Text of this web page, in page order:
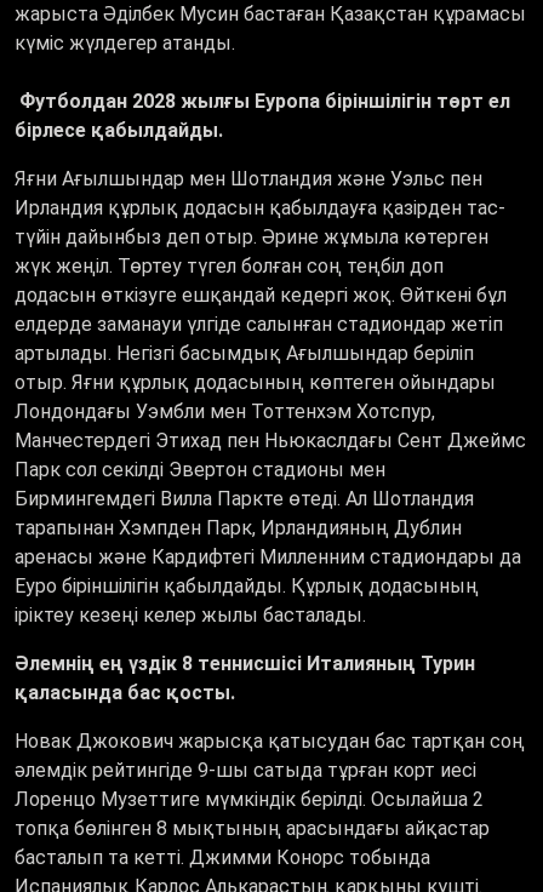
жарыста Әділбек Мусин бастаған Қазақстан құрамасы
күміс жүлдегер атанды.
Футболдан 2028 жылғы Еуропа біріншілігін төрт ел
бірлесе қабылдайды.
Яғни Ағылшындар мен Шотландия және Уэльс пен
Ирландия құрлық додасын қабылдауға қазірден тас-
түйін дайынбыз деп отыр. Әрине жұмыла көтерген
жүк жеңіл. Төртеу түгел болған соң теңбіл доп
додасын өткізуге ешқандай кедергі жоқ. Өйткені бұл
елдерде заманауи үлгіде салынған стадиондар жетіп
артылады. Негізгі басымдық Ағылшындар беріліп
отыр. Яғни құрлық додасының көптеген ойындары
Лондондағы Уэмбли мен Тоттенхэм Хотспур,
Манчестердегі Этихад пен Ньюкаслдағы Сент Джеймс
Парк сол секілді Эвертон стадионы мен
Бирмингемдегі Вилла Паркте өтеді. Ал Шотландия
тарапынан Хэмпден Парк, Ирландияның Дублин
аренасы және Кардифтегі Милленним стадиондары да
Еуро біріншілігін қабылдайды. Құрлық додасының
іріктеу кезеңі келер жылы басталады.
Әлемнің ең үздік 8 теннисшісі Италияның Турин
қаласында бас қосты.
Новак Джокович жарысқа қатысудан бас тартқан соң
әлемдік рейтингіде 9-шы сатыда тұрған корт иесі
Лоренцо Музеттиге мүмкіндік берілді. Осылайша 2
топқа бөлінген 8 мықтының арасындағы айқастар
басталып та кетті. Джимми Конорс тобында
Испаниялық Карлос Алькарастың қарқыны күшті.